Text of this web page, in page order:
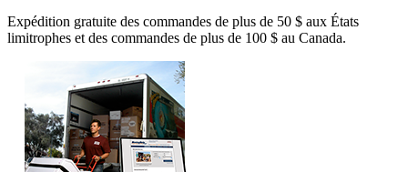
Expédition gratuite des commandes de plus de 50 $ aux États
limitrophes et des commandes de plus de 100 $ au Canada.